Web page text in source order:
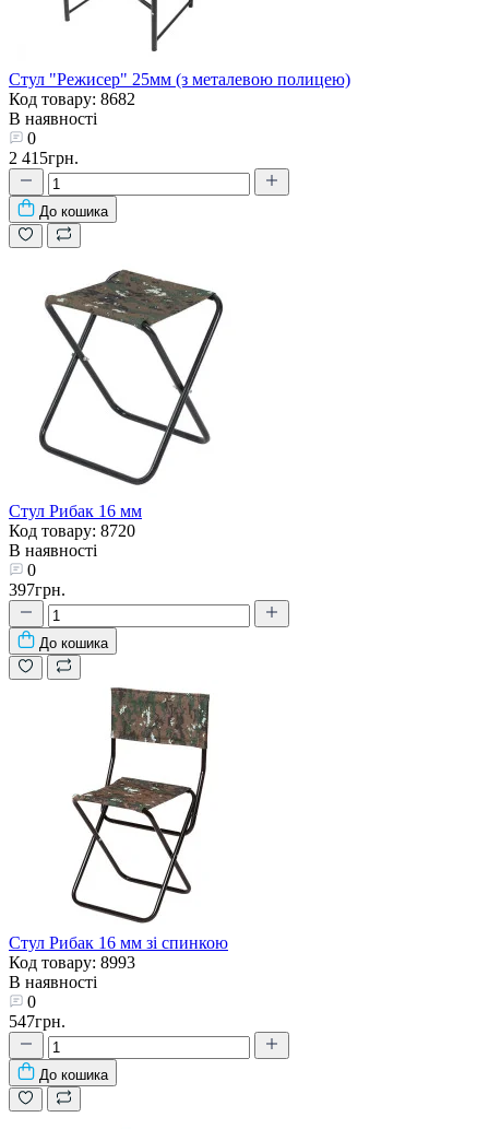
Стул "Режисер" 25мм (з металевою полицею)
Код товару: 8682
В наявності
0
2 415грн.
До кошика
Стул Рибак 16 мм
Код товару: 8720
В наявності
0
397грн.
До кошика
Стул Рибак 16 мм зі спинкою
Код товару: 8993
В наявності
0
547грн.
До кошика